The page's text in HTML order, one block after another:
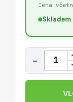
Cena
Skladem
Množství
−